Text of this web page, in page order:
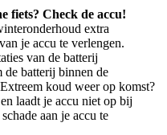
fiets? Check de accu!
extra
je accu te verlengen.
van de batterij
de batterij binnen de
koud weer op komst?
laadt je accu niet op bij
aan je accu te